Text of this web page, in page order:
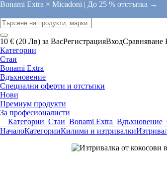
Bonami Extra × Micadoni | До 25 % отстъпка →
10 € (20 Лв) за ВасРегистрацияВходСравняване
Категории
Стаи
Bonami Extra
Вдъхновение
Специални оферти и отстъпки
Нови
Премиум продукти
За професионалисти
Категории Стаи Bonami Extra Вдъхновение
НачалоКатегорииКилими и изтривалки